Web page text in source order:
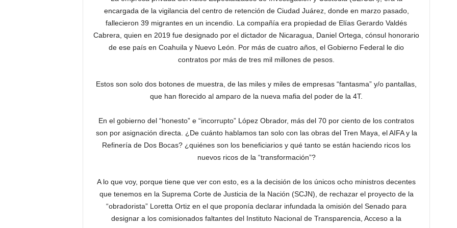
encargada de la vigilancia del centro de retención de Ciudad Juárez, donde en marzo pasado,
fallecieron 39 migrantes en un incendio. La compañía era propiedad de Elías Gerardo Valdés
Cabrera, quien en 2019 fue designado por el dictador de Nicaragua, Daniel Ortega, cónsul honorario
de ese país en Coahuila y Nuevo León. Por más de cuatro años, el Gobierno Federal le dio
contratos por más de tres mil millones de pesos.
Estos son solo dos botones de muestra, de las miles y miles de empresas “fantasma” y/o pantallas,
que han florecido al amparo de la nueva mafia del poder de la 4T.
En el gobierno del “honesto” e “incorrupto” López Obrador, más del 70 por ciento de los contratos
son por asignación directa. ¿De cuánto hablamos tan solo con las obras del Tren Maya, el AIFA y la
Refinería de Dos Bocas? ¿quiénes son los beneficiarios y qué tanto se están haciendo ricos los
nuevos ricos de la “transformación”?
A lo que voy, porque tiene que ver con esto, es a la decisión de los únicos ocho ministros decentes
que tenemos en la Suprema Corte de Justicia de la Nación (SCJN), de rechazar el proyecto de la
“obradorista” Loretta Ortiz en el que proponía declarar infundada la omisión del Senado para
designar a los comisionados faltantes del Instituto Nacional de Transparencia, Acceso a la